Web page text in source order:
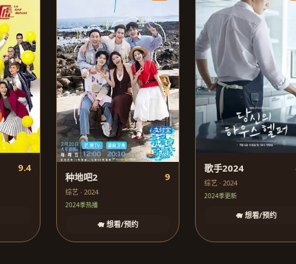
9.4
种地吧2 9
综艺 · 2024
2024季热播
🐗 想看/预约
歌手2024
综艺 · 2024
2024季更新
🐗 想看/预约